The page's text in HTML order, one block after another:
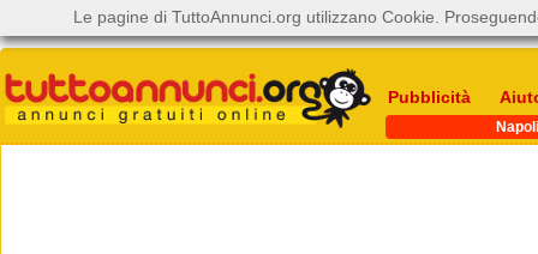
Pubblicità
Napoli
Le pagine di TuttoAnnunci.org utilizzano Cookie.